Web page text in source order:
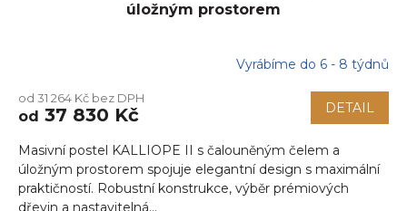
úložným prostorem
Vyrábíme do 6 - 8 týdnů
od 31 264 Kč bez DPH
od 37 830 Kč DETAIL
Masivní postel KALLIOPE II s čalouněným čelem a
úložným prostorem spojuje elegantní design s maximální
praktičností. Robustní konstrukce, výběr prémiových
dřevin a nastavitelná...